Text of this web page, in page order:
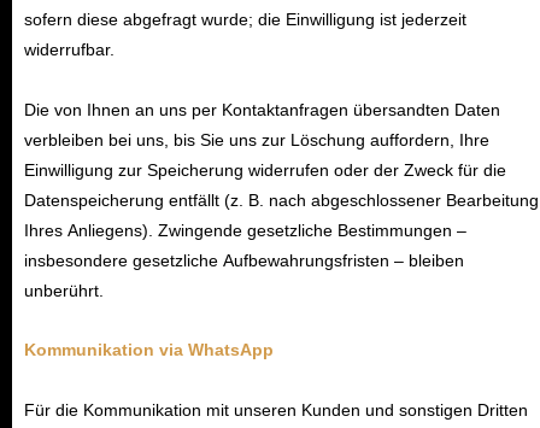
sofern diese abgefragt wurde; die Einwilligung ist jederzeit
widerrufbar.
Die von Ihnen an uns per Kontaktanfragen übersandten Daten
verbleiben bei uns, bis Sie uns zur Löschung auffordern, Ihre
Einwilligung zur Speicherung widerrufen oder der Zweck für die
Datenspeicherung entfällt (z. B. nach abgeschlossener Bearbeitung
Ihres Anliegens). Zwingende gesetzliche Bestimmungen –
insbesondere gesetzliche Aufbewahrungsfristen – bleiben
unberührt.
Kommunikation via WhatsApp
Für die Kommunikation mit unseren Kunden und sonstigen Dritten